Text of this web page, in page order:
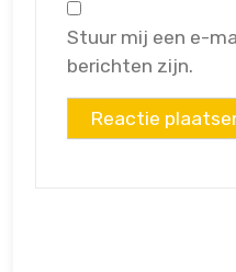
Stuur mij een e-
berichten zijn.